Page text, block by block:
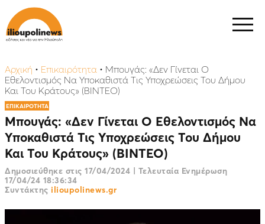
Αρχική • Επικαιρότητα • Μπουγάς: «Δεν Γίνεται Ο
Εθελοντισμός Να Υποκαθιστά Τις Υποχρεώσεις Του Δήμου
Και Του Κράτους» (ΒΙΝΤΕΟ)
ΕΠΙΚΑΙΡΟΤΗΤΑ
Μπουγάς: «Δεν Γίνεται Ο Εθελοντισμός Να
Υποκαθιστά Τις Υποχρεώσεις Του Δήμου
Και Του Κράτους» (ΒΙΝΤΕΟ)
Δημοσιεύθηκε στις 17/04/2024 | Τελευταία Ενημέρωση
17/04/24 18:36:34
Συντάκτης ilioupolinews.gr